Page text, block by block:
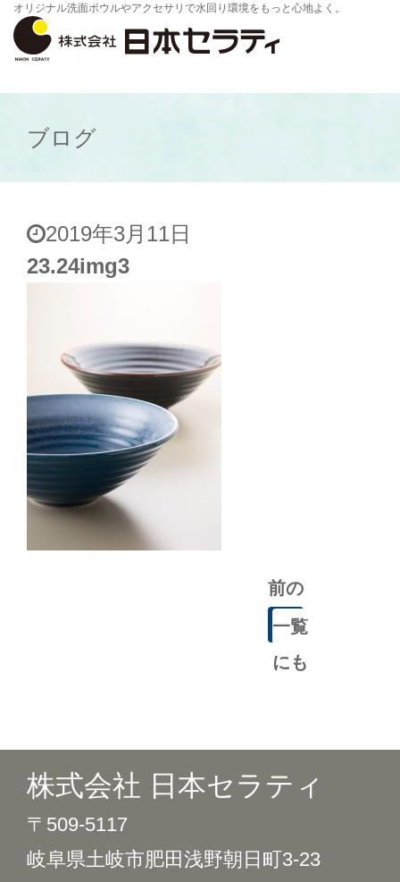
オリジナル洗面ボウルやアクセサリで水回り環境をもっと心地よく。
ブログ
2019年3月11日
23.24img3
前の
記事
一覧
にも
株式会社 日本セラティ
〒509-5117
岐阜県土岐市肥田浅野朝日町3-23